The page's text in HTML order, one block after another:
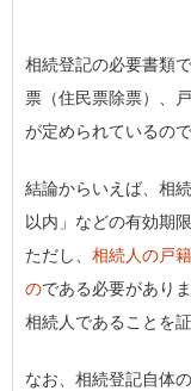
相続登記の必要書類
票（住民票除票）、
が定められているので
結論からいえば、相
以内」などの有効期
ただし、 相続人の戸
のである必要があり
相続人であることを
なお、相続登記自体